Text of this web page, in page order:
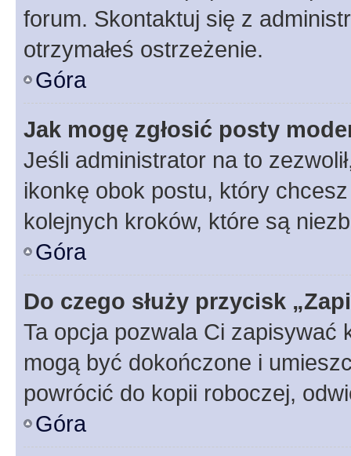
forum. Skontaktuj się z
otrzymałeś ostrzeżenie.
Góra
Jak mogę zgłosić posty
Jeśli administrator na to
ikonkę obok postu, który
kolejnych kroków, które są
Góra
Do czego służy przycisk
Ta opcja pozwala Ci zapisywać
mogą być dokończone i
powrócić do kopii roboczej,
Góra